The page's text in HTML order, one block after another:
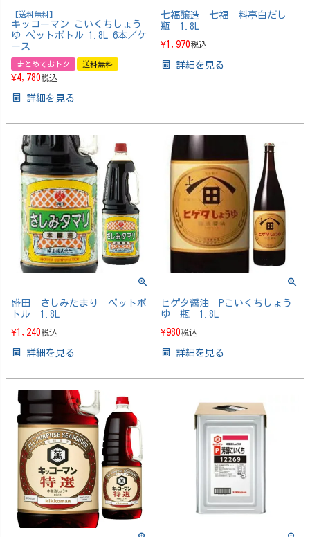
【送料無料】
キッコーマン こいくちしょう
ゆ ペットボトル 1.8L 6本／ケ
ース
まとめておトク 送料無料
¥4,780税込
詳細を見る
七福醸造 七福 料亭白だし
瓶 1.8L
¥1,970税込
詳細を見る
盛田 さしみたまり ペットボ
トル 1.8L
¥1,240税込
詳細を見る
ヒゲタ醤油 Pこいくちしょう
ゆ 瓶 1.8L
¥980税込
詳細を見る